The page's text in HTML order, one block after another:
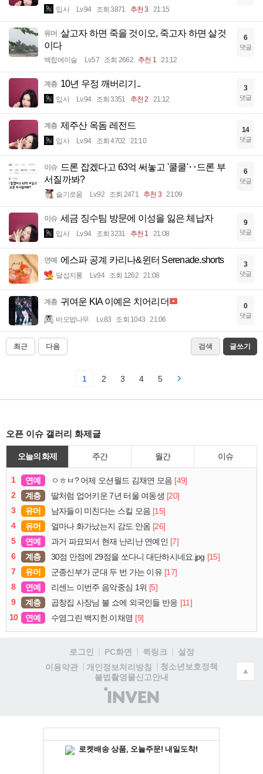
입사 Lv.94 조회 3871 추천 3 21:15
유머 살고자 하면 죽을 것이오, 죽고자 하면 살것
이다
백합에이슬 Lv.57 조회 2662 추천 1 21:12
6
댓글
계층 10년 우정 깨버리기..
입사 Lv.94 조회 3351 추천 2 21:12
3
댓글
계층 제주산 옥돔 레전드
입사 Lv.94 조회 4702 21:10
14
댓글
이슈 드론 잡겠다고 63억 써놓고 '쿨쿨'‥드론 부
서질까봐?
슬기로움 Lv.92 조회 2471 추천 3 21:09
6
댓글
이슈 세금 징수팀 방문에 이성을 잃은 체납자
입사 Lv.94 조회 3231 추천 1 21:08
9
댓글
연예 에스파 공계 카리나&윈터 Serenade.shorts
달섭지롱 Lv.94 조회 1262 21:08
3
댓글
계층 귀여운 KIA 이예은 치어리더
바오밥나무 Lv.83 조회 1043 21:06
0
댓글
최근 다음 검색 글쓰기
1 2 3 4 5
오픈 이슈 갤러리 화제글
오늘의 화제 주간 월간 이슈
1 연예 ㅇㅎㅂ? 어제 오션월드 김채연 모음 [49]
2
계층 딸처럼 업어키운 7년 터울 여동생 [20]
3
유머 남자들이 미친다는 스킬 모음 [15]
4
유머 얼마나 화가났는지 감도 안옴 [26]
5
연예 과거 파묘되서 현재 난리난 연예인 [7]
6
계층 30점 만점에 29점을 쏘다니 대단하시네요.jpg [15]
7
유머 군종신부가 군대 두 번 가는 이유 [17]
8
연예 리센느 이번주 음악중심 1위 [5]
9
계층 곱창집 사장님 불 쇼에 외국인들 반응 [11]
10
연예 수염그린 백지헌.이채영 [9]
로그인 PC화면 퀵링크
설정
이용약관
개인정보처리방침
청소년보호정책
불법촬영물신고안내
(주)
인
▲